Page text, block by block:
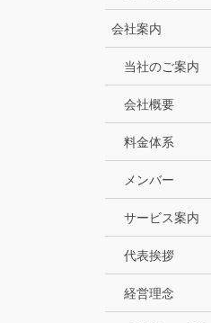
会社案内
当社のご案内
会社概要
料金体系
メンバー
サービス案内
代表挨拶
経営理念